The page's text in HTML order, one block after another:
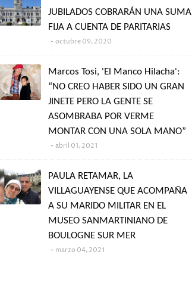
JUBILADOS COBRARÁN UNA SUMA
FIJA A CUENTA DE PARITARIAS
octubre 09, 2020
Marcos Tosi, 'El Manco Hilacha':
“NO CREO HABER SIDO UN GRAN
JINETE PERO LA GENTE SE
ASOMBRABA POR VERME
MONTAR CON UNA SOLA MANO”
abril 01, 2021
PAULA RETAMAR, LA
VILLAGUAYENSE QUE ACOMPAÑA
A SU MARIDO MILITAR EN EL
MUSEO SANMARTINIANO DE
BOULOGNE SUR MER
marzo 04, 2021